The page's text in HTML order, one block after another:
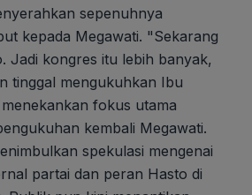
sepenuhnya
kepada Megawati. "Sekarang
Jadi kongres itu lebih banyak,
tinggal mengukuhkan Ibu
fokus utama
kembali Megawati.
spekulasi mengenai
partai dan peran Hasto di